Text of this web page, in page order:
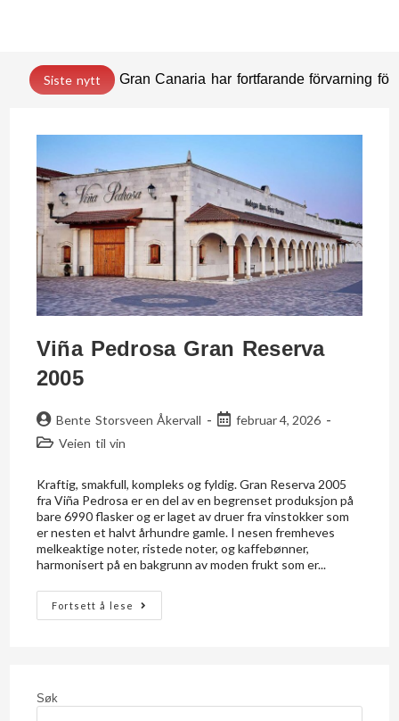
Siste nytt Gran Canaria har fortfarande förvarning för
Viña Pedrosa Gran Reserva
2005
Bente Storsveen Åkervall
februar 4, 2026
Veien til vin
Kraftig, smakfull, kompleks og fyldig. Gran Reserva 2005
fra Viña Pedrosa er en del av en begrenset produksjon på
bare 6990 flasker og er laget av druer fra vinstokker som
er nesten et halvt århundre gamle. I nesen fremheves
melkeaktige noter, ristede noter, og kaffebønner,
harmonisert på en bakgrunn av moden frukt som er...
Fortsett å lese
Søk